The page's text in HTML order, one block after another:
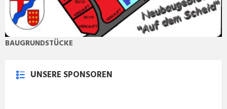
BAUGRUNDSTÜCKE
UNSERE SPONSOREN